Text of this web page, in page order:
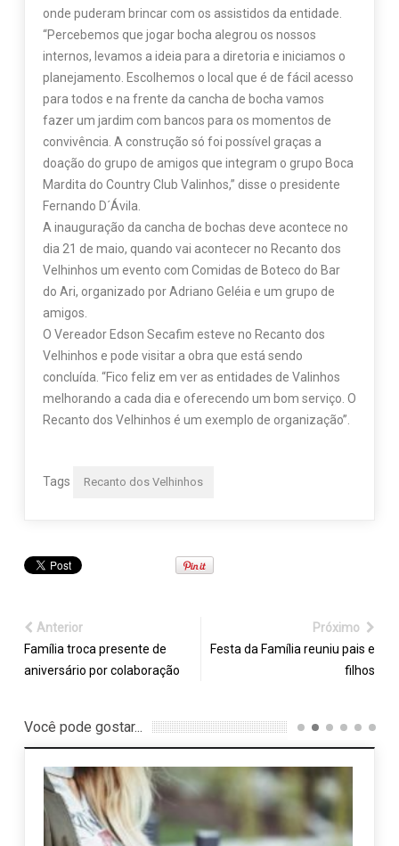
onde puderam brincar com os assistidos da entidade.
“Percebemos que jogar bocha alegrou os nossos
internos, levamos a ideia para a diretoria e iniciamos o
planejamento. Escolhemos o local que é de fácil acesso
para todos e na frente da cancha de bocha vamos
fazer um jardim com bancos para os momentos de
convivência. A construção só foi possível graças a
doação do grupo de amigos que integram o grupo Boca
Mardita do Country Club Valinhos,” disse o presidente
Fernando D´Ávila.
A inauguração da cancha de bochas deve acontece no
dia 21 de maio, quando vai acontecer no Recanto dos
Velhinhos um evento com Comidas de Boteco do Bar
do Ari, organizado por Adriano Geléia e um grupo de
amigos.
O Vereador Edson Secafim esteve no Recanto dos
Velhinhos e pode visitar a obra que está sendo
concluída. “Fico feliz em ver as entidades de Valinhos
melhorando a cada dia e oferecendo um bom serviço. O
Recanto dos Velhinhos é um exemplo de organização”.
Tags Recanto dos Velhinhos
Anterior
Família troca presente de
aniversário por colaboração
Próximo
Festa da Família reuniu pais e
filhos
Você pode gostar...